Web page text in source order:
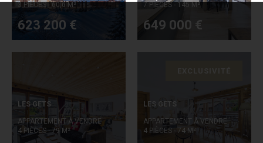
3 PIÈCES - 60,6 M²
623 200 €
7 PIÈCES - 145 M²
649 000 €
LES GETS
APPARTEMENT À VENDRE
4 PIÈCES - 79 M²
LES GETS
APPARTEMENT À VENDRE
4 PIÈCES - 74 M²